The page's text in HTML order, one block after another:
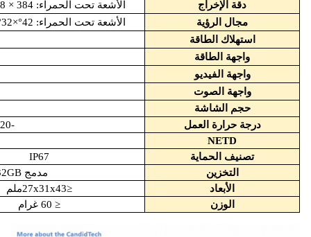
دقة الإخراج
الأشعة تحت الحمراء: 384 × 288
مجال الرؤية
الأشعة تحت الحمراء: 42°×32°
استهلاك الطاقة
واجهة الطاقة
واجهة الفيديو
واجهة الصوت
حجم الشاشة
درجة حرارة العمل
-20 درجة مئوية ~ +80 درجة مئوية
NETD
تصنيف الحماية
IP67
التخزين
مدمج 32GB، يدعم ما يصل إلى 512GB بطاقة TF
الأبعاد
≤27x31x43ملم
الوزن
≤ 60 غرام